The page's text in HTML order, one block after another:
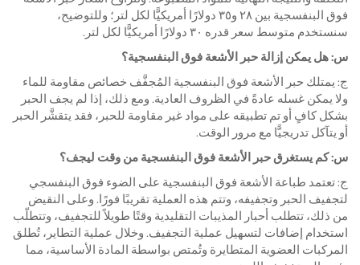
فوق البنفسجية بين ٢٨ و٣٥ دولارًا أمريكيًّا لكل لتر؛ وللتوضيح،
سنستخدم متوسط سعر قدره ٣٠ دولارًا أمريكيًّا لكل لتر.
س: هل يمكن إزالة حبر الأشعة فوق البنفسجية؟
ج: يمتلك حبر الأشعة فوق البنفسجية المُجفَّف خصائص مقاومة للماء
ولا يمكن غسله عادةً في الظروف العادية. ومع ذلك، إذا لم يجف الحبر
بشكل كافٍ أو تم تطبيقه على مواد غير مقاومة للحبر، فقد يتقشَّر الحبر
أو يتآكل تدريجيًّا مع مرور الوقت.
س: كم يستغرق حبر الأشعة فوق البنفسجية من وقت ليجف؟
ج: تعتمد طباعة الأشعة فوق البنفسجية على الضوء فوق البنفسجي
لتجفيف الحبر وتجفيفه، وتتم هذه العملية تقريبًا فورًا. وعلى النقيض
من ذلك، تتطلب أحبار المذيبات التقليدية وقتًا طويلاً للتجفيف، وتتطلّب
استخدام إضافات لتسهيل عملية التجفيف. وخلال عملية التطاير، تُطلق
المركبات العضوية المتطايرة وتُمتص بواسطة المادة الأساسية، مما